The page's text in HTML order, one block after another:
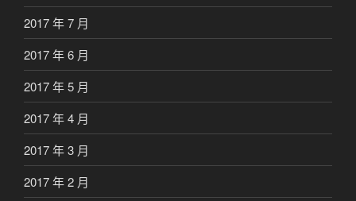
2017 年 7 月
2017 年 6 月
2017 年 5 月
2017 年 4 月
2017 年 3 月
2017 年 2 月